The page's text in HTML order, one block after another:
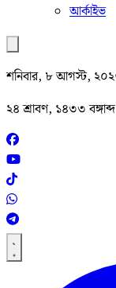
আর্কাইভ
শনিবার, ৮ আগস্ট,
২৪ শ্রাবণ, ১৪৩৩ বঙ্গাব্দ